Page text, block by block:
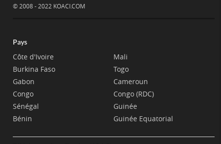
© 2008 - 2022 KOACI.COM
Pays
Côte d'Ivoire
Burkina Faso
Gabon
Congo
Sénégal
Bénin
Mali
Togo
Cameroun
Congo (RDC)
Guinée
Guinée Equatorial